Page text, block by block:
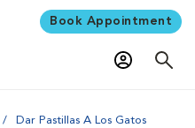
Book Appointment
Dar Pastillas A Los Gatos